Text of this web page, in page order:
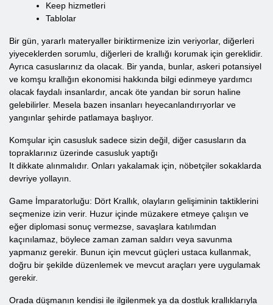
Keep hizmetleri
Tablolar
Bir gün, yararlı materyaller biriktirmenize izin veriyorlar, diğerleri
yiyeceklerden sorumlu, diğerleri de krallığı korumak için gereklidir.
Ayrıca casuslarınız da olacak. Bir yanda, bunlar, askeri potansiyel
ve komşu krallığın ekonomisi hakkında bilgi edinmeye yardımcı
olacak faydalı insanlardır, ancak öte yandan bir sorun haline
gelebilirler. Mesela bazen insanları heyecanlandırıyorlar ve
yangınlar şehirde patlamaya başlıyor.
Komşular için casusluk sadece sizin değil, diğer casusların da
topraklarınız üzerinde casusluk yaptığı
It dikkate alınmalıdır. Onları yakalamak için, nöbetçiler sokaklarda
devriye yollayın.
Game İmparatorluğu: Dört Krallık, olayların gelişiminin taktiklerini
seçmenize izin verir. Huzur içinde müzakere etmeye çalışın ve
eğer diplomasi sonuç vermezse, savaşlara katılımdan
kaçınılamaz, böylece zaman zaman saldırı veya savunma
yapmanız gerekir. Bunun için mevcut güçleri ustaca kullanmak,
doğru bir şekilde düzenlemek ve mevcut araçları yere uygulamak
gerekir.
Orada düşmanın kendisi ile ilgilenmek ya da dostluk krallıklarıyla